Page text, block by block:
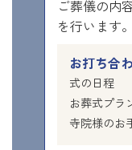
ご葬儀の内
を行います。
お打ち合
式の日程
お葬式プラ
寺院様のお